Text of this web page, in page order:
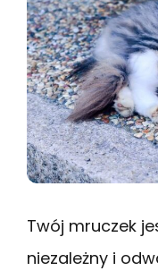
Twój mruczek
niezależny i